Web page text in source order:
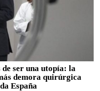
de ser una utopía: la
demora quirúrgica
España